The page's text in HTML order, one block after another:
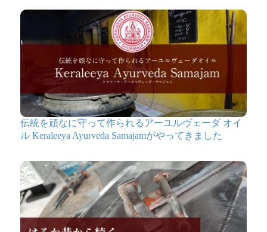
伝統を頑なに守って作られるアーユルヴェーダ オイ
ル Keraleeya Ayurveda Samajamがやってきました